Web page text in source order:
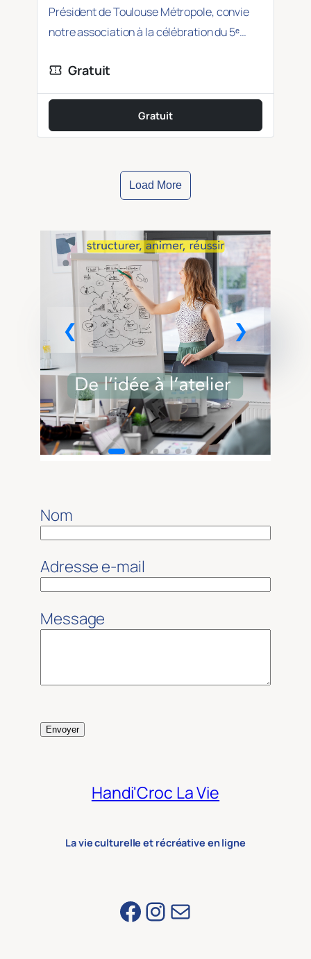
Président de Toulouse Métropole, convie
notre association à la célébration du 5ᵉ
confirmation_number Gratuit
Gratuit
Load More
Nom
Adresse e-mail
Message
Envoyer
Handi'Croc La Vie
La vie culturelle et récréative en ligne
Facebook
Instagram
E-mail